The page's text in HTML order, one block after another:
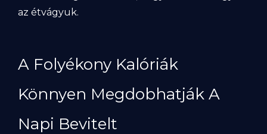
az étvágyuk.
A Folyékony Kalóriák
Könnyen Megdobhatják A
Napi Bevitelt